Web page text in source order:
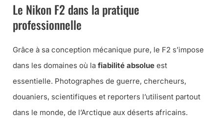
Le Nikon F2 dans la pratique
professionnelle
Grâce à sa conception mécanique pure, le F2 s’impose
dans les domaines où la fiabilité absolue est
essentielle. Photographes de guerre, chercheurs,
douaniers, scientifiques et reporters l’utilisent partout
dans le monde, de l’Arctique aux déserts africains.